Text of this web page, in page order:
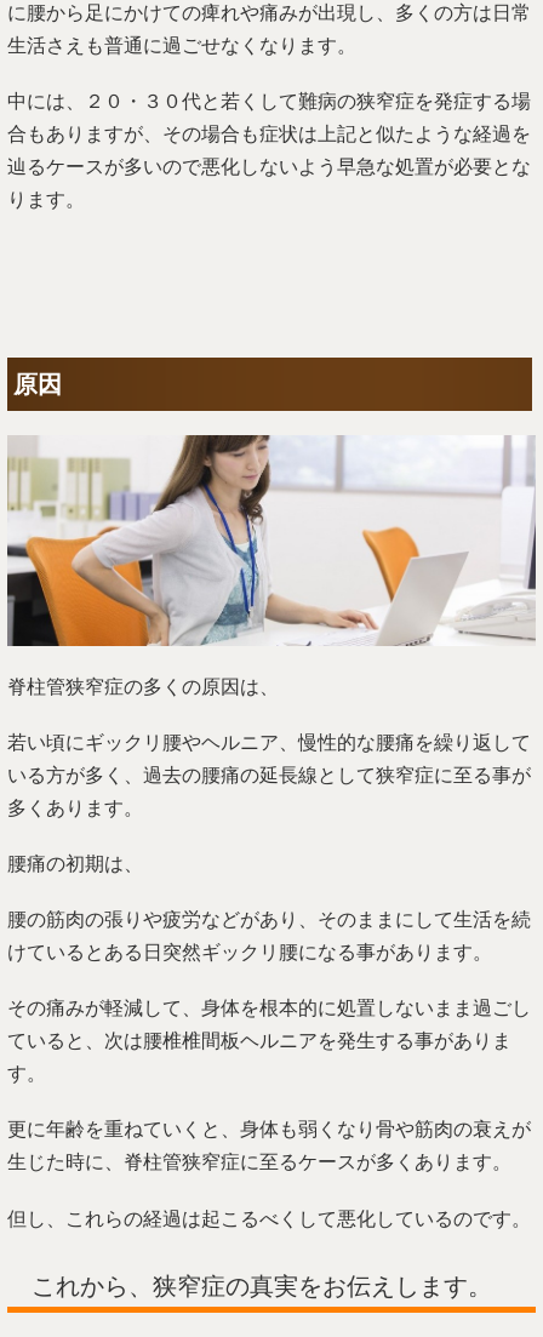
に腰から足にかけての痺れや痛みが出現し、多くの方は日常
生活さえも普通に過ごせなくなります。
中には、２０・３０代と若くして難病の狭窄症を発症する場
合もありますが、その場合も症状は上記と似たような経過を
辿るケースが多いので悪化しないよう早急な処置が必要とな
ります。
原因
脊柱管狭窄症の多くの原因は、
若い頃にギックリ腰やヘルニア、慢性的な腰痛を繰り返して
いる方が多く、過去の腰痛の延長線として狭窄症に至る事が
多くあります。
腰痛の初期は、
腰の筋肉の張りや疲労などがあり、そのままにして生活を続
けているとある日突然ギックリ腰になる事があります。
その痛みが軽減して、身体を根本的に処置しないまま過ごし
ていると、次は腰椎椎間板ヘルニアを発生する事がありま
す。
更に年齢を重ねていくと、身体も弱くなり骨や筋肉の衰えが
生じた時に、脊柱管狭窄症に至るケースが多くあります。
但し、これらの経過は起こるべくして悪化しているのです。
これから、狭窄症の真実をお伝えします。